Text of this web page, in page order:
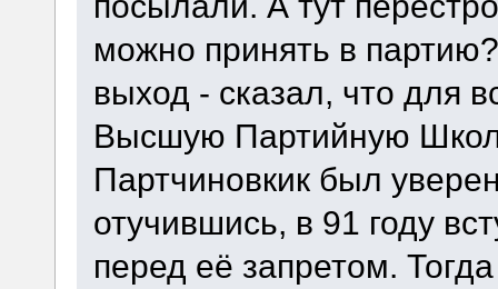
можно принять в
выход - сказал, что для
Высшую Партийную
Партчиновкик был
отучившись, в 91 году
перед её запретом.